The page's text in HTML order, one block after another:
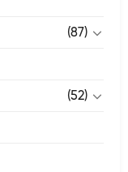
(87)
(52)